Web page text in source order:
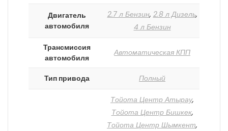
Двигатель
автомобиля
2.7 л Бензин, 2.8 л Дизель,
4 л Бензин
Трансмиссия
автомобиля
Автоматическая КПП
Тип привода Полный
Тойота Центр Атырау,
Тойота Центр Бишкек,
Тойота Центр Шымкент,